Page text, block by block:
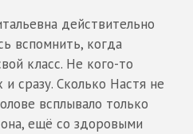
действительно
вспомнить, когда
класс. Не кого-то
сразу. Сколько Настя не
всплывало только
ещё со здоровыми